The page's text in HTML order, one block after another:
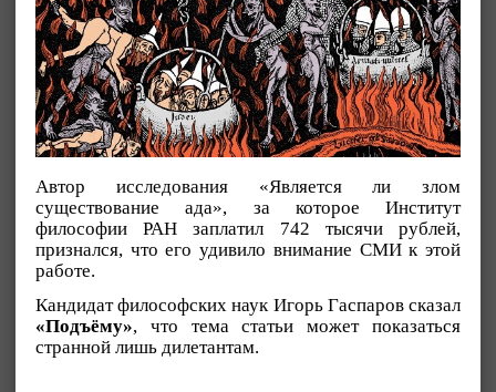
Автор исследования «Является ли злом
существование ада», за которое Институт
философии РАН заплатил 742 тысячи рублей,
признался, что его удивило внимание СМИ к этой
работе.
Кандидат философских наук Игорь Гаспаров сказал
«Подъёму», что тема статьи может показаться
странной лишь дилетантам.